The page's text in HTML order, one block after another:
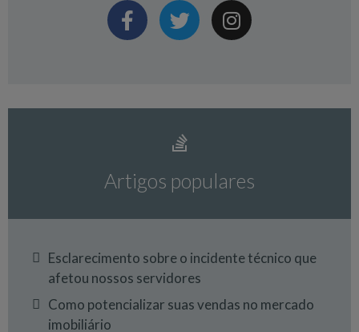
Artigos populares
Esclarecimento sobre o incidente técnico que
afetou nossos servidores
Como potencializar suas vendas no mercado
imobiliário